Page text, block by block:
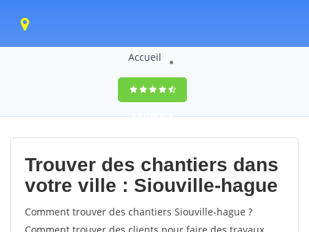
Accueil
9,5(100%)0
votes
Trouver des chantiers dans
votre ville : Siouville-hague
Comment trouver des chantiers Siouville-hague ?